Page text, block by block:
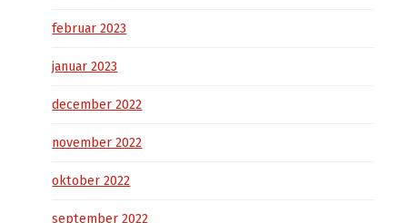
februar 2023
januar 2023
december 2022
november 2022
oktober 2022
september 2022